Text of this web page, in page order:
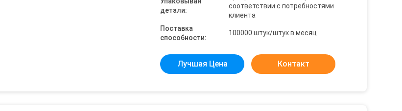
детали:
соответствии с потребностями
клиента
Поставка
способности:
100000 штук/штук в месяц
Лучшая Цена Контакт